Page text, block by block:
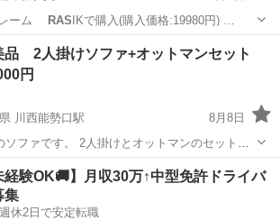
す🙆‍♀️ ・フレーム
RAS IKで購入(購入価格:19980円) …
円寺駅 ベッド
品 2人掛けソファ+オットマンセット
円
川西能勢口駅
8月8日
ファです。 2人掛けとオットマンのセットに
い
...
西能勢口駅 ソファ
経験OK🚚】月収30万↑中型免許ドライバ
集
休2日で安定転職